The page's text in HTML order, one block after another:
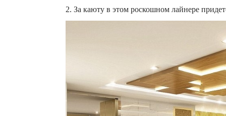
2. За каюту в этом роскошном лайнере